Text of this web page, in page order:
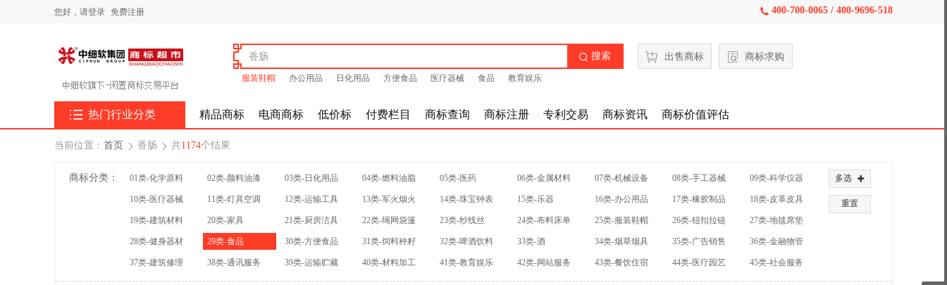
您好， 请登录 免费注册  400-700-0065 / 400-9696-518
 搜索
服装鞋帽 办公用品 日化用品 方便食品 医疗器械 食品 教育娱乐
出售商标 商标求购
 热门行业分类 精品商标 电商商标 低价标 付费栏目 商标查询 商标注册 专利交易 商标资讯 商标价值评估
当前位置： 首页  香肠  共1174个结果
多选 
重置
商标分类： 01类-化学原料 02类-颜料油漆 03类-日化用品 04类-燃料油脂 05类-医药 06类-金属材料 07类-机械设备 08类-手工器械 09类-科学仪器
10类-医疗器械 11类-灯具空调 12类-运输工具 13类-军火烟火 14类-珠宝钟表 15类-乐器 16类-办公用品 17类-橡胶制品 18类-皮革皮具
19类-建筑材料 20类-家具 21类-厨房洁具 22类-绳网袋篷 23类-纱线丝 24类-布料床单 25类-服装鞋帽 26类-钮扣拉链 27类-地毯席垫
28类-健身器材 29类-食品 30类-方便食品 31类-饲料种籽 32类-啤酒饮料 33类-酒 34类-烟草烟具 35类-广告销售 36类-金融物管
37类-建筑修理 38类-通讯服务 39类-运输贮藏 40类-材料加工 41类-教育娱乐 42类-网站服务 43类-餐饮住宿 44类-医疗园艺 45类-社会服务